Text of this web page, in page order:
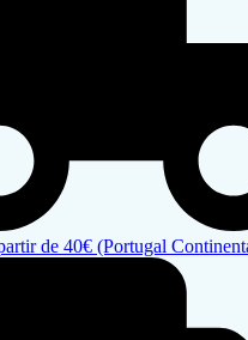
de 40€ (Portugal